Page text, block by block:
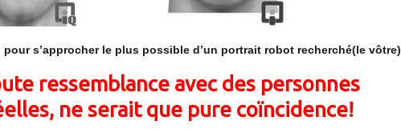
pour s’approcher le plus possible d’un portrait robot recherché(le vôtre)
ressemblance avec des personnes
ne serait que pure coïncidence!